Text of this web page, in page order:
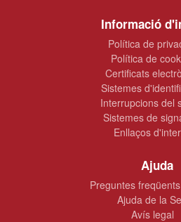
Informació
Política de
Política de
Certificats
Sistemes
Interrupcions del
Sistemes de
Enllaços
Ajuda
Preguntes
Ajuda de la
Avís legal